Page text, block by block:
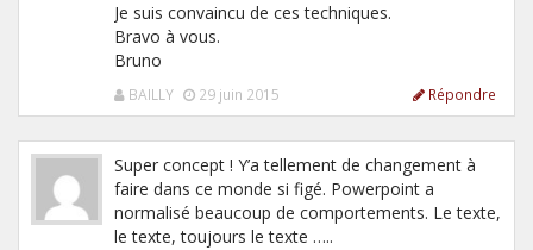
Je suis convaincu de ces techniques.
Bravo à vous.
Bruno
BAILLY 29 juin 2015 Répondre
Super concept ! Y’a tellement de changement à
faire dans ce monde si figé. Powerpoint a
normalisé beaucoup de comportements. Le texte,
le texte, toujours le texte …..